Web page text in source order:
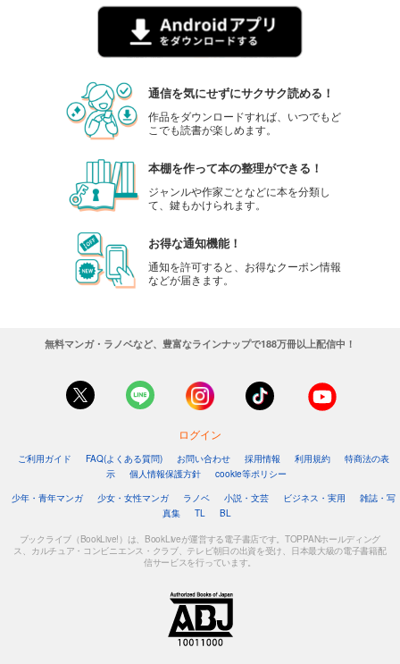
通信を気にせずにサクサク読める！
作品をダウンロードすれば、いつでもど
こでも読書が楽しめます。
本棚を作って本の整理ができる！
ジャンルや作家ごとなどに本を分類し
て、鍵もかけられます。
お得な通知機能！
通知を許可すると、お得なクーポン情報
などが届きます。
無料マンガ・ラノベなど、豊富なラインナップで188万冊以上配信中！
ログイン
ご利用ガイド FAQ(よくある質問) お問い合わせ 採用情報 利用規約
特商法の表
示
個人情報保護方針
cookie等ポリシー
少年・青年マンガ
少女・女性マンガ ラノベ 小説・文芸 ビジネス・実用
雑誌・写
真集
TL BL
ブックライブ（BookLive!）は、BookLiveが運営する電子書店です。TOPPANホールディング
ス、カルチュア・コンビニエンス・クラブ、テレビ朝日の出資を受け、日本最大級の電子書籍配
信サービスを行っています。